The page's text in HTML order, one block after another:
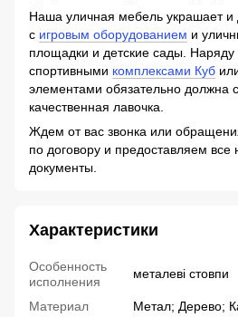
Наша уличная мебель украшает и
с игровым оборудованием и
площадки и детские сады. Наряду
спортивными комплексами Куб
элементами обязательно должна
качественная лавочка.
Ждем от вас звонка или
по договору и предоставляем
документы.
Характеристики
Особенность
исполнения
металеві стовпи
Материал
Метал; Дерево;